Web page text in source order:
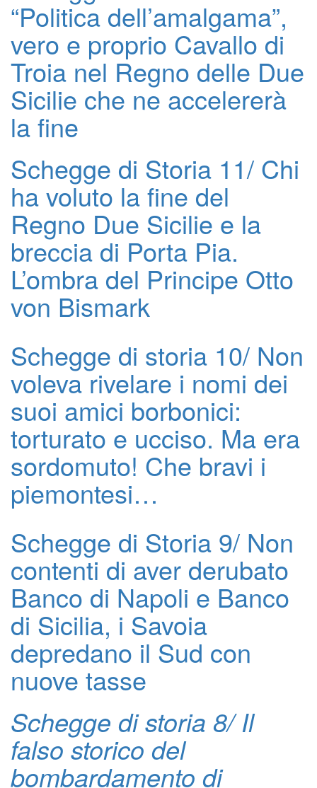
“Politica dell’amalgama”,
vero e proprio Cavallo di
Troia nel Regno delle Due
Sicilie che ne accelererà
la fine
Schegge di Storia 11/ Chi
ha voluto la fine del
Regno Due Sicilie e la
breccia di Porta Pia.
L’ombra del Principe Otto
von Bismark
Schegge di storia 10/ Non
voleva rivelare i nomi dei
suoi amici borbonici:
torturato e ucciso. Ma era
sordomuto! Che bravi i
piemontesi…
Schegge di Storia 9/ Non
contenti di aver derubato
Banco di Napoli e Banco
di Sicilia, i Savoia
depredano il Sud con
nuove tasse
Schegge di storia 8/ Il
falso storico del
bombardamento di